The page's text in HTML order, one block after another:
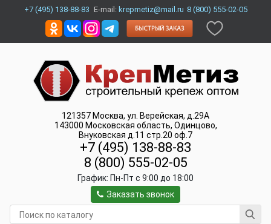
+7 (495) 138-88-83 E-mail: krepmetiz@mail.ru 8 (800) 555-02-05
121357 Москва, ул. Верейская, д.29А
143000 Московская область, Одинцово,
Внуковская д.11 стр.20 оф.7
+7 (495) 138-88-83
8 (800) 555-02-05
График: Пн-Пт c 9:00 до 18:00
Заказать звонок